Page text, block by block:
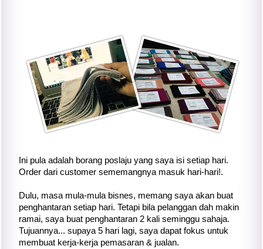
Ini pula adalah borang poslaju yang saya isi setiap hari.
Order dari customer sememangnya masuk hari-hari!.
Dulu, masa mula-mula bisnes, memang saya akan buat
penghantaran setiap hari. Tetapi bila pelanggan dah makin
ramai, saya buat penghantaran 2 kali seminggu sahaja.
Tujuannya... supaya 5 hari lagi, saya dapat fokus untuk
membuat kerja-kerja pemasaran & jualan.